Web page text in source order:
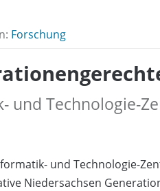
Forschung
und Technologie-
und Technologie-
Niedersachsen